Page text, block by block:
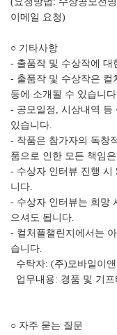
이메일 요청)
○ 기타사항
- 출품작 및 수상작에 대
- 출품작 및 수상작은 컬
등에 소개될 수 있습니
- 공모일정, 시상내역 등
있습니다.
- 작품은 참가자의 독창
품으로 인한 모든 책임
- 수상자 인터뷰 진행 시
니다.
- 수상자 인터뷰는 희망
으셔도 됩니다.
- 컬처플챌린지에서는
습니다.
수탁자: (주)모바일이
업무내용: 경품 및 기프
○ 자주 묻는 질문